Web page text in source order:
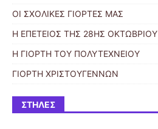
ΟΙ ΣΧΟΛΙΚΕΣ ΓΙΟΡΤΕΣ ΜΑΣ
Η ΕΠΕΤΕΙΟΣ ΤΗΣ 28ΗΣ ΟΚΤΩΒΡΙΟΥ
Η ΓΙΟΡΤΗ ΤΟΥ ΠΟΛΥΤΕΧΝΕΙΟΥ
ΓΙΟΡΤΗ ΧΡΙΣΤΟΥΓΕΝΝΩΝ
ΣΤΉΛΕΣ